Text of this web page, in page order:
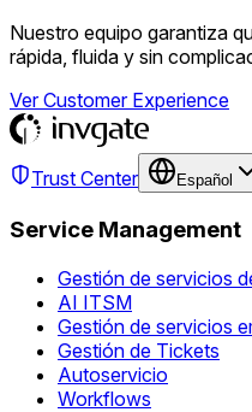
Nuestro equipo garantiza
rápida, fluida y sin
Ver Customer Experience
Trust Center Español
Service Management
Gestión de servicios
AI ITSM
Gestión de servicios
Gestión de Tickets
Autoservicio
Workflows